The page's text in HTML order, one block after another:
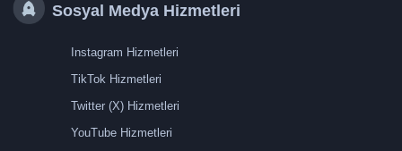
Sosyal Medya Hizmetleri
Instagram Hizmetleri
TikTok Hizmetleri
Twitter (X) Hizmetleri
YouTube Hizmetleri